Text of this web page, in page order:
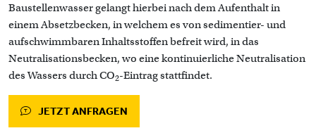
Baustellenwasser gelangt hierbei nach dem Aufenthalt in
einem Absetzbecken, in welchem es von sedimentier- und
aufschwimmbaren Inhaltsstoffen befreit wird, in das
Neutralisationsbecken, wo eine kontinuierliche Neutralisation
des Wassers durch CO2-Eintrag stattfindet.
JETZT ANFRAGEN